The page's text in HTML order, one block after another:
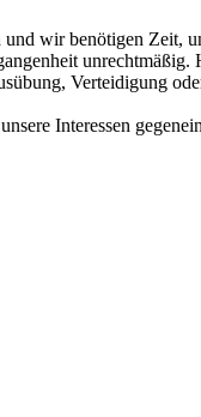
wir benötigen Zeit,
Verteidigung
Interessen